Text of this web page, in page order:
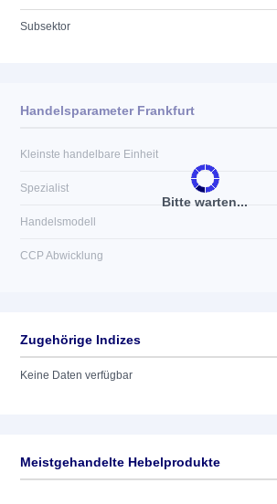
Subsektor
Bitte warten...
Handelsparameter Frankfurt
Kleinste handelbare Einheit
Spezialist
Handelsmodell
CCP Abwicklung
Zugehörige Indizes
Keine Daten verfügbar
Meistgehandelte Hebelprodukte